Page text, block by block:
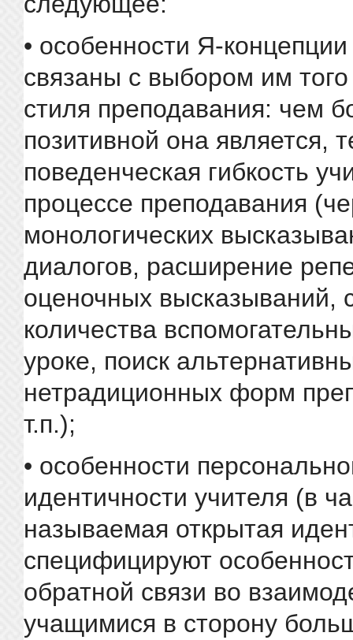
• особенности Я-
связаны с выбором им
стиля преподавания: чем
позитивной она является,
поведенческая гибкость
процессе преподавания
монологических
диалогов, расширение
оценочных высказываний,
количества
уроке, поиск
нетрадиционных форм
т.п.);
• особенности
идентичности учителя (в
называемая открытая
специфицируют
обратной связи во
учащимися в сторону